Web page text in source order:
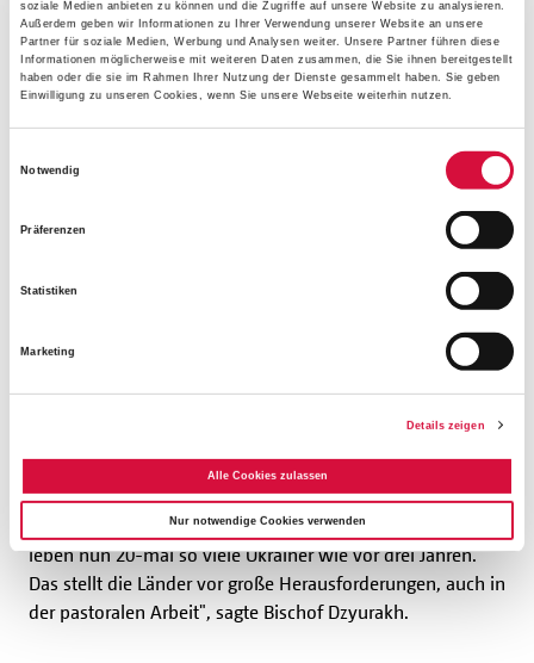
soziale Medien anbieten zu können und die Zugriffe auf unsere Website zu analysieren.
Außerdem geben wir Informationen zu Ihrer Verwendung unserer Website an unsere
Partner für soziale Medien, Werbung und Analysen weiter. Unsere Partner führen diese
Informationen möglicherweise mit weiteren Daten zusammen, die Sie ihnen bereitgestellt
haben oder die sie im Rahmen Ihrer Nutzung der Dienste gesammelt haben. Sie geben
Einwilligung zu unseren Cookies, wenn Sie unsere Webseite weiterhin nutzen.
Notwendig
Präferenzen
Statistiken
Marketing
Details zeigen
Alle Cookies zulassen
Nur notwendige Cookies verwenden
Unterstützung und Solidarität durch das Bonifatiuswerk
und das Diaspora-Kommissariat der deutschen
Bischöfe/Diaspora-Hilfe der Priester. "Ich spreche meinen
aufrichtigen Dank für die umfangreiche finanzielle
Unterstützung unseres pastoralen Dienstes in den
skandinavischen Ländern aus. Dazu gehören der Kauf von
Fahrzeugen, die Fortbildung der Priester und die
Bischof. Sowohl das Bonifatiuswerk als auch das
Diaspora-Kommissariat unterstützen seit Beginn des
russischen Angriffskrieges vor zwei Jahren mehrere
Projekte in Skandinavien und im Baltikum, die sich in der
Flüchtlingsarbeit sowie in der pastoralen Arbeit
Ukrainer sind den Angaben zufolge nach Deutschland und
nach Skandinavien geflüchtet und dort offiziell registriert,
darunter vor allem Frauen und Kinder. "Allein in Island
leben nun 20-mal so viele Ukrainer wie vor drei Jahren.
Das stellt die Länder vor große Herausforderungen, auch in
der pastoralen Arbeit", sagte Bischof Dzyurakh.